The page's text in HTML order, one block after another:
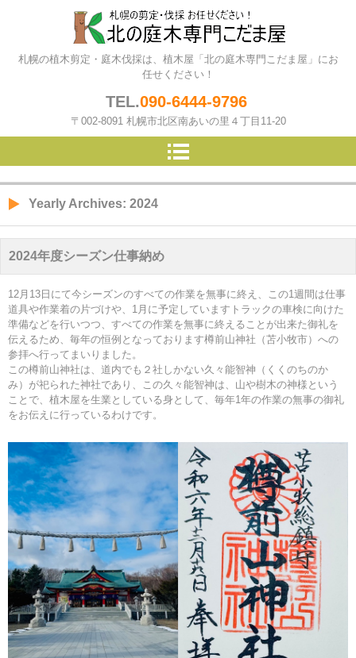
北の庭木専門こだま屋（札幌の
札幌の植木剪定・庭木伐採は、植木屋「北の庭木専門こだま屋」にお
任せください！
TEL.090-6444-9796
〒002-8091 札幌市北区南あいの里４丁目11-20
Yearly Archives: 2024
2024年度シーズン仕事納め
12月13日にて今シーズンのすべての作業を無事に終え、この1週間は仕事
道具や作業着の片づけや、1月に予定していますトラックの車検に向けた
準備などを行いつつ、すべての作業を無事に終えることが出来た御礼を
伝えるため、毎年の恒例となっております樽前山神社（苫小牧市）への
参拝へ行ってまいりました。
この樽前山神社は、道内でも２社しかない久々能智神（くくのちのか
み）が祀られた神社であり、この久々能智神は、山や樹木の神様という
ことで、植木屋を生業としている身として、毎年1年の作業の無事の御礼
をお伝えに行っているわけです。